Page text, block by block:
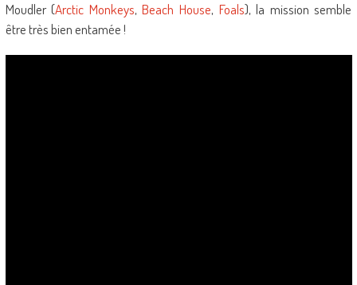
Moudler (Arctic Monkeys,Beach House, Foals), la mission semble
être très bien entamée !